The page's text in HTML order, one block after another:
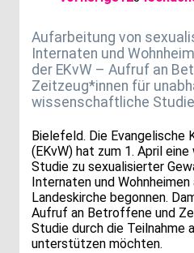
Aufarbeitung von
Internaten und
der EKvW – Aufruf an
Zeitzeug*innen für
wissenschaftliche Studie
Bielefeld. Die Evangelische
(EKvW) hat zum 1. April
Studie zu sexualisierter
Internaten und
Landeskirche begonnen.
Aufruf an Betroffene und
Studie durch die Teilnahme
unterstützen möchten.